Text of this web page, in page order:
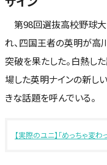
第98回選抜高校野球
れ、四国王者の英明が高
突破を果たした。白熱し
場した英明ナインの新し
きな話題を呼んでいる。
【実際のユニ】「めっちゃ変